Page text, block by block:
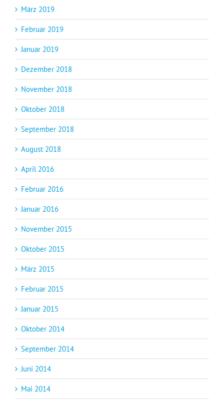
März 2019
Februar 2019
Januar 2019
Dezember 2018
November 2018
Oktober 2018
September 2018
August 2018
April 2016
Februar 2016
Januar 2016
November 2015
Oktober 2015
März 2015
Februar 2015
Januar 2015
Oktober 2014
September 2014
Juni 2014
Mai 2014